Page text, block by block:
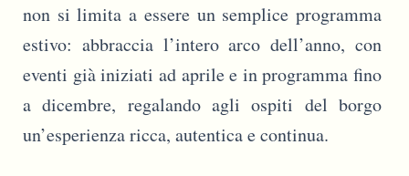
non si limita a essere un semplice programma
estivo: abbraccia l’intero arco dell’anno, con
eventi già iniziati ad aprile e in programma fino
a dicembre, regalando agli ospiti del borgo
un’esperienza ricca, autentica e continua.